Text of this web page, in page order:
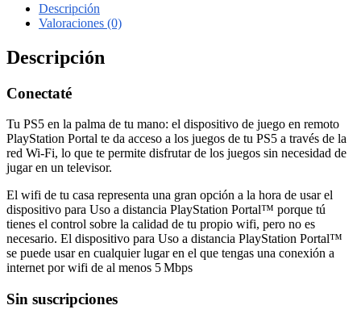
Descripción
Valoraciones (0)
Descripción
Conectaté
Tu PS5 en la palma de tu mano: el dispositivo de juego en remoto
PlayStation Portal te da acceso a los juegos de tu PS5 a través de la
red Wi-Fi, lo que te permite disfrutar de los juegos sin necesidad de
jugar en un televisor.
El wifi de tu casa representa una gran opción a la hora de usar el
dispositivo para Uso a distancia PlayStation Portal™ porque tú
tienes el control sobre la calidad de tu propio wifi, pero no es
necesario. El dispositivo para Uso a distancia PlayStation Portal™
se puede usar en cualquier lugar en el que tengas una conexión a
internet por wifi de al menos 5 Mbps
Sin suscripciones